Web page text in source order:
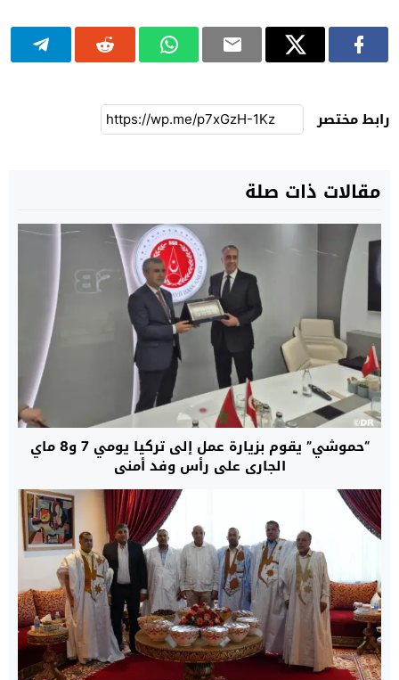
رابط مختصر
مقالات ذات صلة
“حموشي” يقوم بزيارة عمل إلى تركيا يومي 7 و8 ماي
الجاري على رأس وفد أمني